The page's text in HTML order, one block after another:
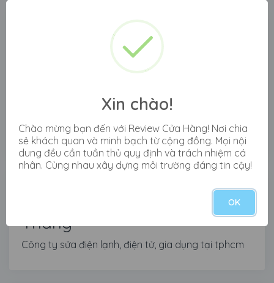
6 tháng trước
0 0 0
Thắng
Công ty sửa điện lạnh, điện tử, gia dụng tại tphcm
Xin chào!
Chào mừng bạn đến với Review Cửa Hàng! Nơi chia
sẻ khách quan và minh bạch từ cộng đồng. Mọi nội
dung đều cần tuần thủ quy định và trách nhiệm cá
nhân. Cùng nhau xây dựng môi trường đáng tin cậy!
OK